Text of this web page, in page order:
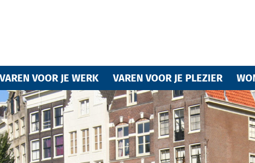
Varende
vrienden
VOOR JE WERK VAREN VOOR JE PLEZIER